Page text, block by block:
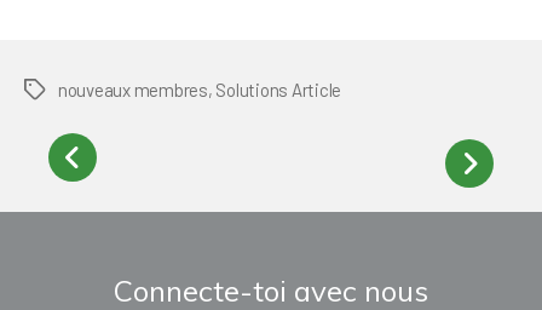
Tagsnouveaux membres, Solutions Article
Connecte-toi avec nous